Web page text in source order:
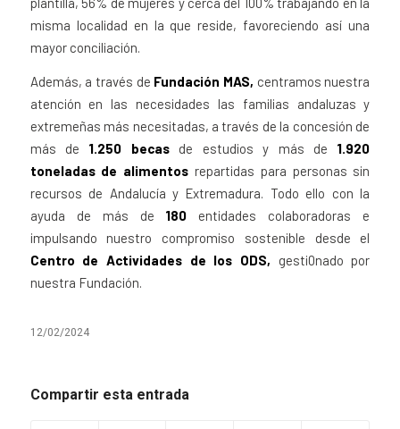
misma localidad en la que reside, favoreciendo así una
mayor conciliación.
Además, a través de Fundación MAS, centramos nuestra
atención en las necesidades las familias andaluzas y
extremeñas más necesitadas, a través de la concesión de
más de 1.250 becas de estudios y más de 1.920
toneladas de alimentos repartidas para personas sin
recursos de Andalucía y Extremadura. Todo ello con la
ayuda de más de 180 entidades colaboradoras e
impulsando nuestro compromiso sostenible desde el
Centro de Actividades de los ODS, gesti0nado por
nuestra Fundación.
12/02/2024
Compartir esta entrada